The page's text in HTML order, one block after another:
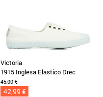
Victoria
1915 Inglesa Elastico Drec
45,00 €
42,99 €